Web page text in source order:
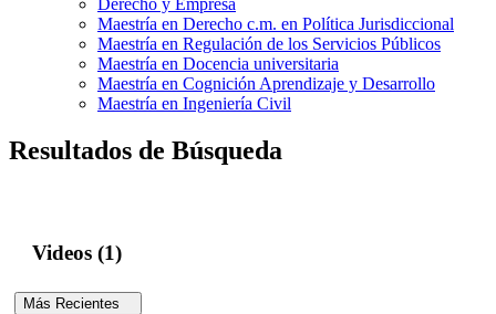
Derecho y Empresa
Maestría en Derecho c.m. en Política Jurisdiccional
Maestría en Regulación de los Servicios Públicos
Maestría en Docencia universitaria
Maestría en Cognición Aprendizaje y Desarrollo
Maestría en Ingeniería Civil
Resultados de Búsqueda
Videos (1)
Más Recientes